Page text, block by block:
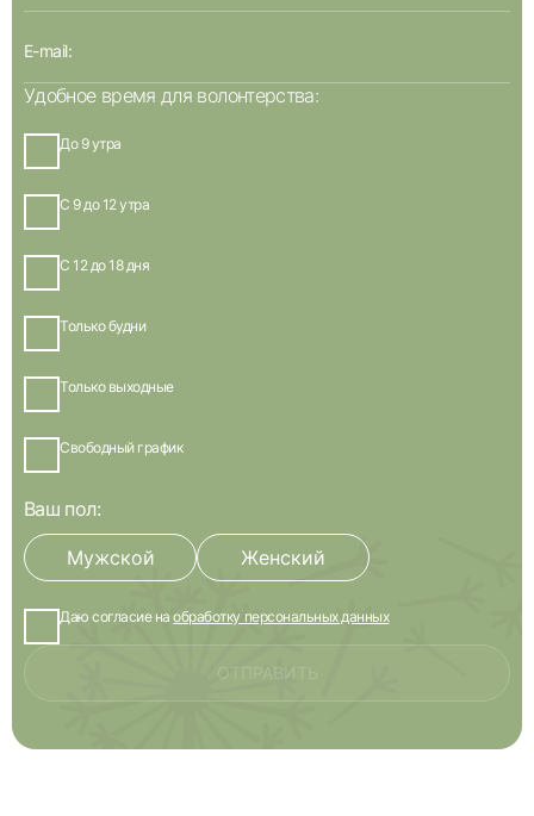
Удобное время для волонтерства:
До 9 утра
С 9 до 12 утра
С 12 до 18 дня
Только будни
Только выходные
Свободный график
Ваш пол:
Мужской Женский
Даю согласие наобработку персональных данных
ОТПРАВИТЬ